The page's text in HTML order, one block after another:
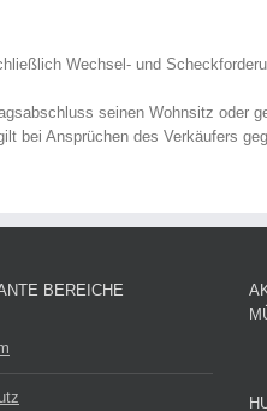
Wechsel- und
seinen Wohnsitz oder
Ansprüchen des Verkäufers
BEREICHE